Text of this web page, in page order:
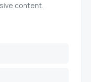
content.